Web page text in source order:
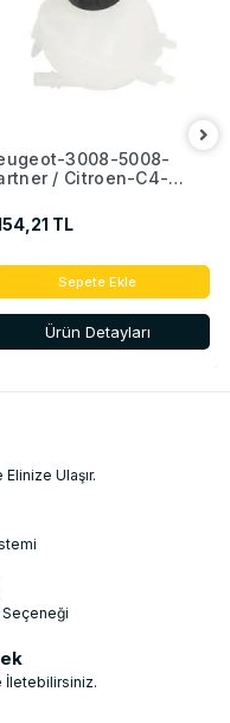
3008-5008-
/ Citroen-C4-
( Kapakli ) Eski
1323.X6
TL
Sepete Ekle
Ürün Detayları
Ulaşır.
İletebilirsiniz.